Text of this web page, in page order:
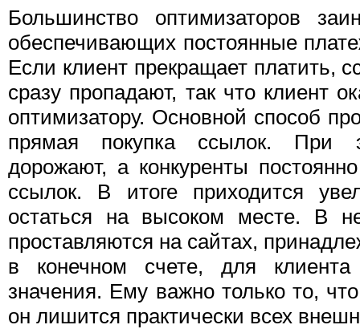
Большинство оптимизаторов
обеспечивающих постоянные
Если клиент прекращает платить,
сразу пропадают, так что клиент
оптимизатору. Основной способ
прямая покупка ссылок. При
дорожают, а конкуренты
ссылок. В итоге приходится
остаться на высоком месте. В
проставляются на сайтах,
в конечном счете, для
значения. Ему важно только то,
он лишится практически всех